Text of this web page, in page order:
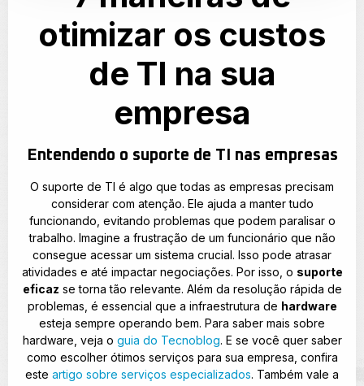
otimizar os custos
de TI na sua
empresa
Entendendo o suporte de TI nas empresas
O suporte de TI é algo que todas as empresas precisam
considerar com atenção. Ele ajuda a manter tudo
funcionando, evitando problemas que podem paralisar o
trabalho. Imagine a frustração de um funcionário que não
consegue acessar um sistema crucial. Isso pode atrasar
atividades e até impactar negociações. Por isso, o suporte
eficaz se torna tão relevante. Além da resolução rápida de
problemas, é essencial que a infraestrutura de hardware
esteja sempre operando bem. Para saber mais sobre
hardware, veja o guia do Tecnoblog. E se você quer saber
como escolher ótimos serviços para sua empresa, confira
este artigo sobre serviços especializados. Também vale a